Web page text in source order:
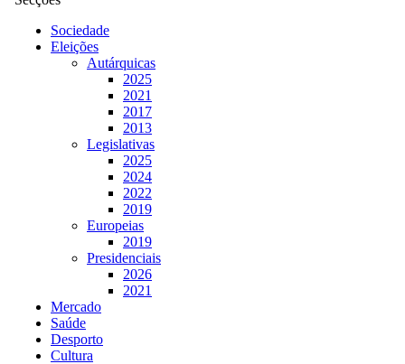
Sociedade
Eleições
Autárquicas
2025
2021
2017
2013
Legislativas
2025
2024
2022
2019
Europeias
2019
Presidenciais
2026
2021
Mercado
Saúde
Desporto
Cultura